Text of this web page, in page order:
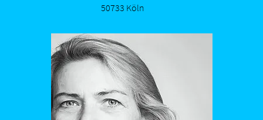
50733 Köln